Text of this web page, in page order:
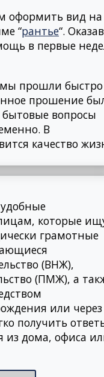
оформить вид на
“рантье“. Оказав
в первые
прошли
прошение
бытовые вопросы
В
качество
которые
грамотные
(ВНЖ),
(ПМЖ), а
или через
получить
из дома, офиса